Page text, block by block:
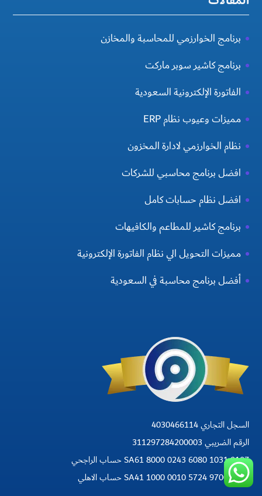
برنامج الخوارزمي للمحاسبة والمخازن
برنامج كاشير سوبر ماركت
الفاتورة الإلكترونية السعودية
مميزات وعيوب نظام ERP
نظام الخوارزمي لادارة المخزون
افضل برنامج محاسبي للشركات
افضل نظام حسابات كامل
برنامج كاشير للمطاعم والكافيهات
مميزات التحويل الي نظام الفاتورة الإلكترونية
أفضل برنامج محاسبة في السعودية
السجل التجاري 4030466114
الرقم الضريبي 311297284200003
SA61 8000 0243 6080 1031 0107 حساب الراجحي
SA41 1000 0010 5724 9700 0105 حساب الاهلي